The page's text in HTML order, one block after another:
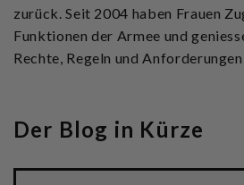
zurück. Seit 2004 haben Frauen
Funktionen der Armee und
Rechte, Regeln und
Der Blog in Kürze